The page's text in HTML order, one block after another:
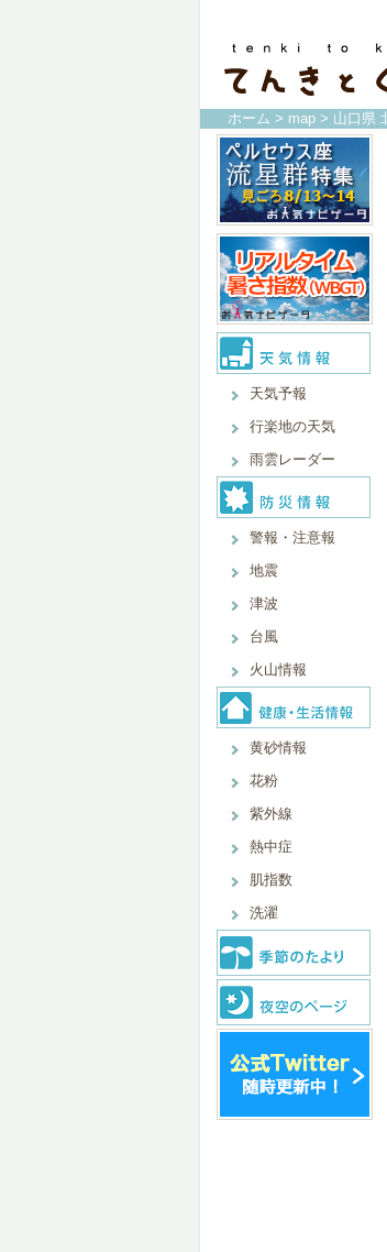
ホーム > map > 山口県
天気予報
行楽地の天気
雨雲レーダー
警報・注意報
地震
津波
台風
火山情報
黄砂情報
花粉
紫外線
熱中症
肌指数
洗濯